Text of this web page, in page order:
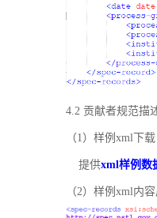
4.2 贡献者规范描
（1）样例xml下载
提供xml样例数
（2）样例xml内